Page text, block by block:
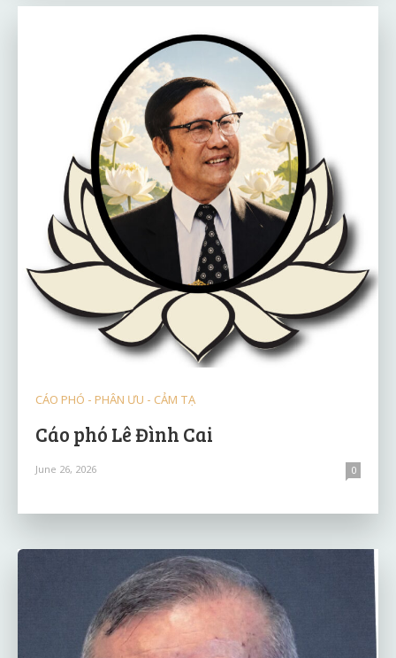
CÁO PHÓ - PHÂN ƯU - CẢM TẠ
Cáo phó Lê Đình Cai
June 26, 2026 0